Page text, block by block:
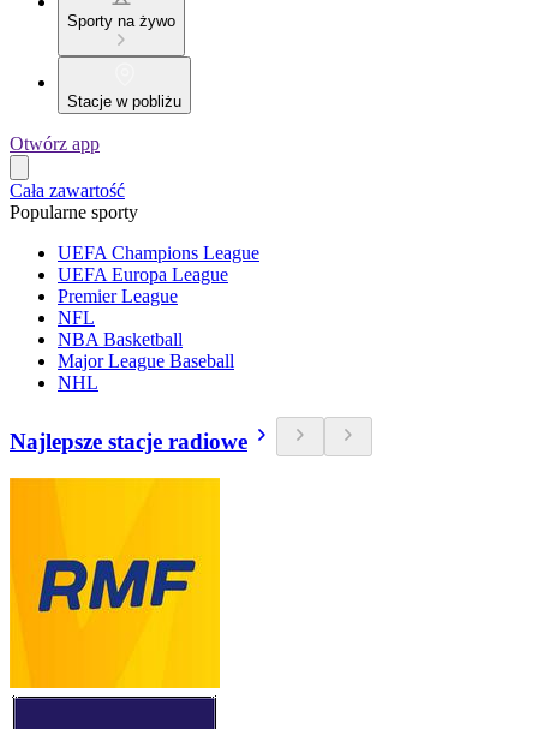
Sporty na żywo
Stacje w pobliżu
Otwórz app
Cała zawartość
Popularne sporty
UEFA Champions League
UEFA Europa League
Premier League
NFL
NBA Basketball
Major League Baseball
NHL
Najlepsze stacje radiowe